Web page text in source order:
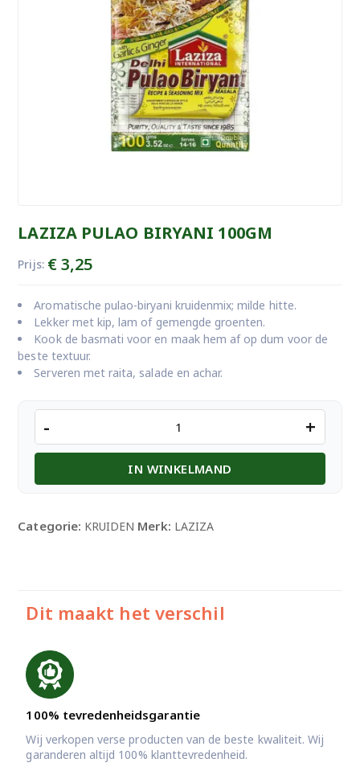
LAZIZA PULAO BIRYANI 100GM
Prijs: €3,25
Aromatische pulao-biryani kruidenmix; milde hitte.
Lekker met kip, lam of gemengde groenten.
Kook de basmati voor en maak hem af op dum voor de
beste textuur.
Serveren met raita, salade en achar.
PULAO
BIRYANI
aantal
- +
IN WINKELMAND
Categorie: KRUIDEN Merk: LAZIZA
Dit maakt het verschil
100% tevredenheidsgarantie
Wij verkopen verse producten van de beste kwaliteit. Wij
garanderen altijd 100% klanttevredenheid.